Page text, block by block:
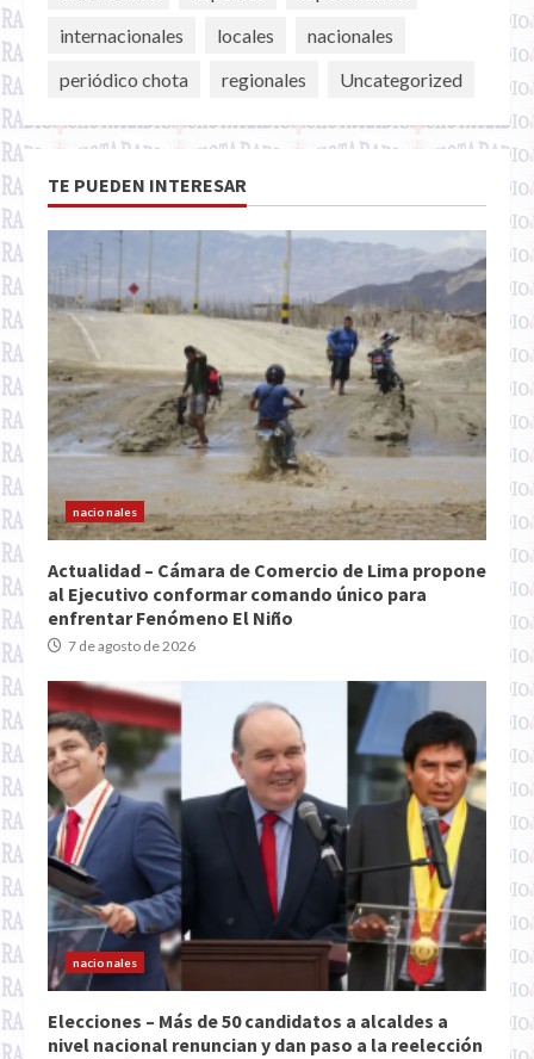
internacionales
locales
nacionales
periódico chota
regionales Uncategorized
TE PUEDEN INTERESAR
nacionales
Actualidad – Cámara de Comercio de Lima propone
al Ejecutivo conformar comando único para
enfrentar Fenómeno El Niño
7 de agosto de 2026
nacionales
Elecciones – Más de 50 candidatos a alcaldes a
nivel nacional renuncian y dan paso a la reelección